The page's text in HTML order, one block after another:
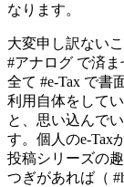
なります。
大変申し訳ない
#アナログ で済ま
全て #e-Tax で書
利用自体をして
と、思い込んで
す。個人のe-Tax
投稿シリーズの
つぎがあれば（